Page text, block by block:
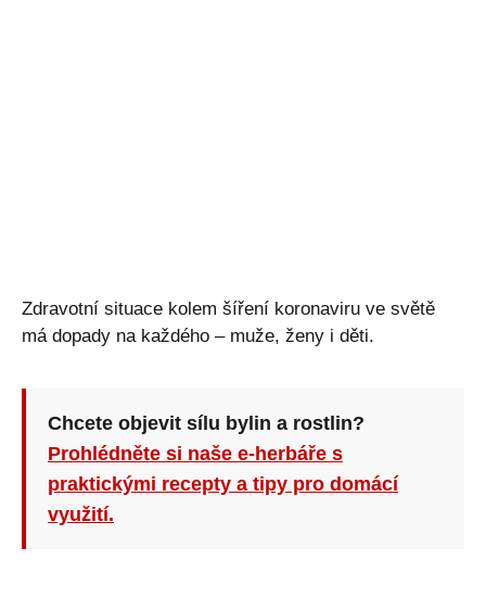
Zdravotní situace kolem šíření koronaviru ve světě
má dopady na každého – muže, ženy i děti.
Chcete objevit sílu bylin a rostlin?
Prohlédněte si naše e-herbáře s
praktickými recepty a tipy pro domácí
využití.